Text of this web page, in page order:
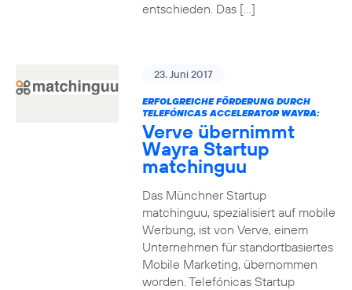
entschieden. Das […]
23. Juni 2017
ERFOLGREICHE FÖRDERUNG DURCH
TELEFÓNICAS ACCELERATOR WAYRA:
Verve übernimmt
Wayra Startup
matchinguu
Das Münchner Startup
matchinguu, spezialisiert auf mobile
Werbung, ist von Verve, einem
Unternehmen für standortbasiertes
Mobile Marketing, übernommen
worden. Telefónicas Startup